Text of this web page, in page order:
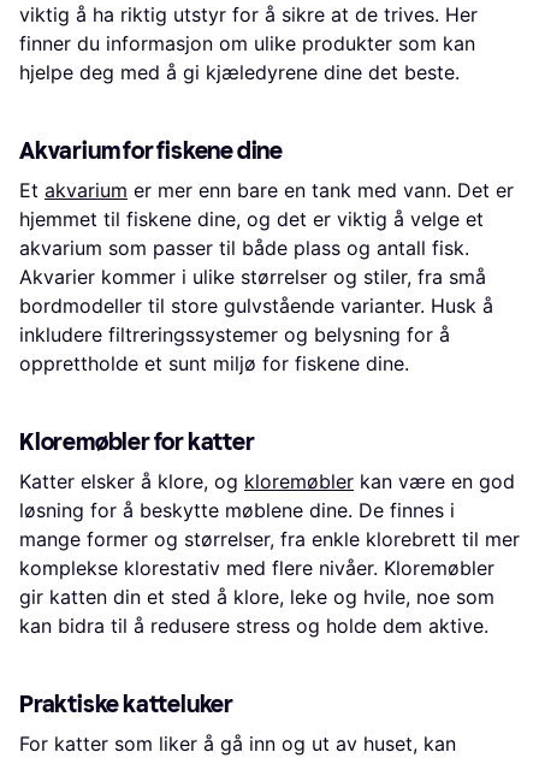
viktig å ha riktig utstyr for å sikre at de trives. Her
finner du informasjon om ulike produkter som kan
hjelpe deg med å gi kjæledyrene dine det beste.
Akvarium for fiskene dine
Et akvarium er mer enn bare en tank med vann. Det er
hjemmet til fiskene dine, og det er viktig å velge et
akvarium som passer til både plass og antall fisk.
Akvarier kommer i ulike størrelser og stiler, fra små
bordmodeller til store gulvstående varianter. Husk å
inkludere filtreringssystemer og belysning for å
opprettholde et sunt miljø for fiskene dine.
Kloremøbler for katter
Katter elsker å klore, og kloremøbler kan være en god
løsning for å beskytte møblene dine. De finnes i
mange former og størrelser, fra enkle klorebrett til mer
komplekse klorestativ med flere nivåer. Kloremøbler
gir katten din et sted å klore, leke og hvile, noe som
kan bidra til å redusere stress og holde dem aktive.
Praktiske katteluker
For katter som liker å gå inn og ut av huset, kan